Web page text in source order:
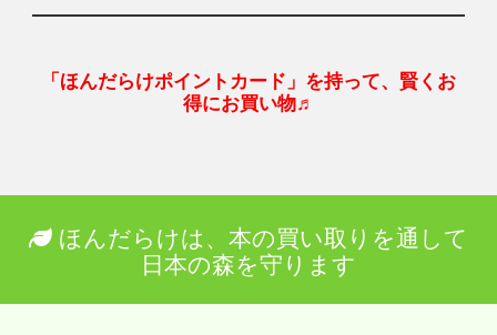
「ほんだらけポイントカード」を持って、賢くお
得にお買い物♬
ほんだらけは、本の買い取りを通して
日本の森を守ります